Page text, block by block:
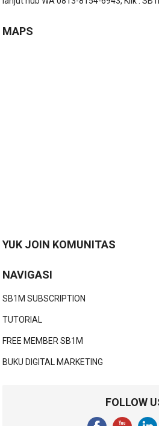
MAPS
YUK JOIN KOMUNITAS
NAVIGASI
SB1M SUBSCRIPTION
TUTORIAL
FREE MEMBER SB1M
BUKU DIGITAL MARKETING
FOLLOW